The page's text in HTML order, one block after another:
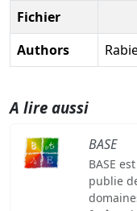
Fichier
Authors
A lire aussi
BASE
BASE
publie